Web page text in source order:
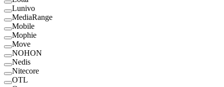
Lunivo
MediaRange
Mobile
Mophie
Move
NOHON
Nedis
Nitecore
OTL